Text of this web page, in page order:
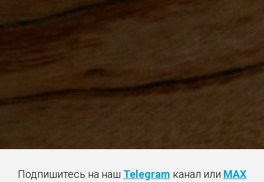
Подпишитесь на наш Telegram канал или MAX